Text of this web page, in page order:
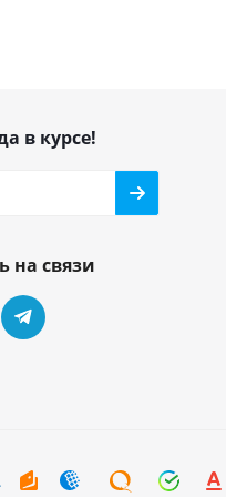
в курсе!
на связи